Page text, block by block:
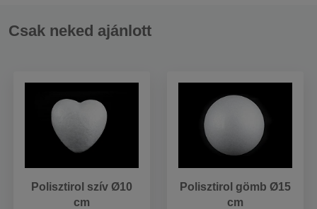
Csak neked ajánlott
Polisztirol szív Ø10
cm
Polisztirol gömb Ø15
cm